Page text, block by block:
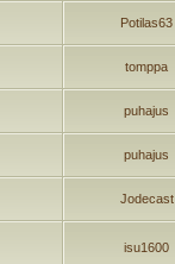
Potilas63
tomppa
puhajus
puhajus
Jodecast
isu1600